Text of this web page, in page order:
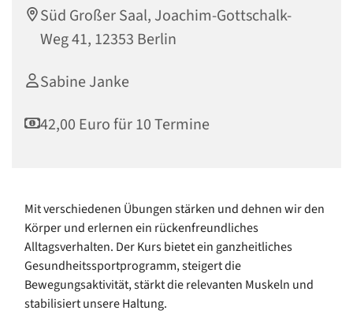
Süd Großer Saal, Joachim-Gottschalk-
Weg 41, 12353 Berlin
Sabine Janke
42,00 Euro für 10 Termine
Mit verschiedenen Übungen stärken und dehnen wir den
Körper und erlernen ein rückenfreundliches
Alltagsverhalten. Der Kurs bietet ein ganzheitliches
Gesundheitssportprogramm, steigert die
Bewegungsaktivität, stärkt die relevanten Muskeln und
stabilisiert unsere Haltung.